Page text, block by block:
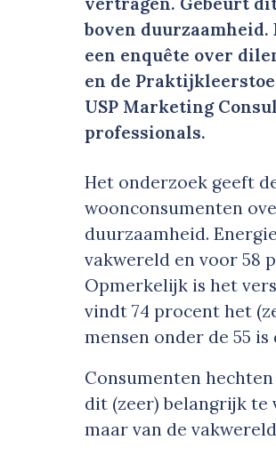
boven
een enquête over
en de
USP Marketing
professionals.
Het onderzoek geeft
woonconsumenten
duurzaamheid.
vakwereld en voor 58
Opmerkelijk is het
vindt 74 procent het
mensen onder de 55
Consumenten
dit (zeer) belangrijk te
maar van de